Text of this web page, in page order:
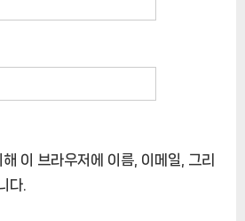
이 브라우저에 이름, 이메일, 그리
다.